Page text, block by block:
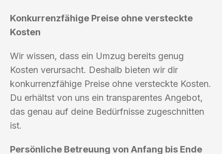
Konkurrenzfähige Preise ohne versteckte
Kosten
Wir wissen, dass ein Umzug bereits genug
Kosten verursacht. Deshalb bieten wir dir
konkurrenzfähige Preise ohne versteckte Kosten.
Du erhältst von uns ein transparentes Angebot,
das genau auf deine Bedürfnisse zugeschnitten
ist.
Persönliche Betreuung von Anfang bis Ende